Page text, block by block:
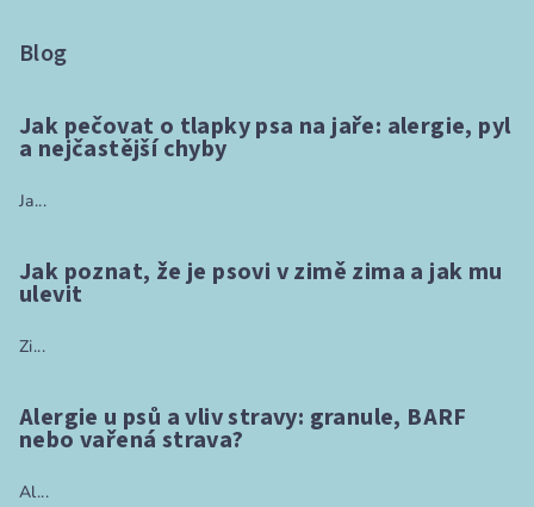
Blog
Jak pečovat o tlapky psa na jaře: alergie, pyl
a nejčastější chyby
Ja...
Jak poznat, že je psovi v zimě zima a jak mu
ulevit
Zi...
Alergie u psů a vliv stravy: granule, BARF
nebo vařená strava?
Al...